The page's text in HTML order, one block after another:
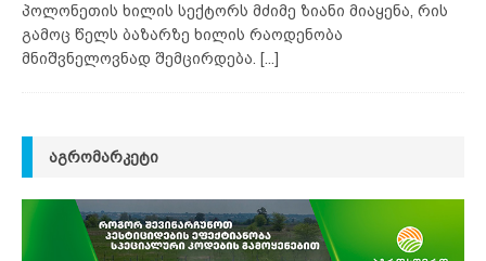
პოლონეთის ხილის სექტორს მძიმე ზიანი მიაყენა, რის
გამოც წელს ბაზარზე ხილის რაოდენობა
მნიშვნელოვნად შემცირდება.
[...]
ᲐᲒᲠᲝᲛᲐᲠᲙᲔᲢᲘ